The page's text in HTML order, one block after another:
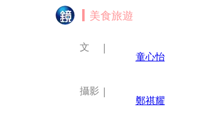
美食旅遊
文
童心怡
攝影
鄭祺耀